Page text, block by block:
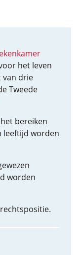
het leven
van drie
Tweede
bereiken
leeftijd worden
worden